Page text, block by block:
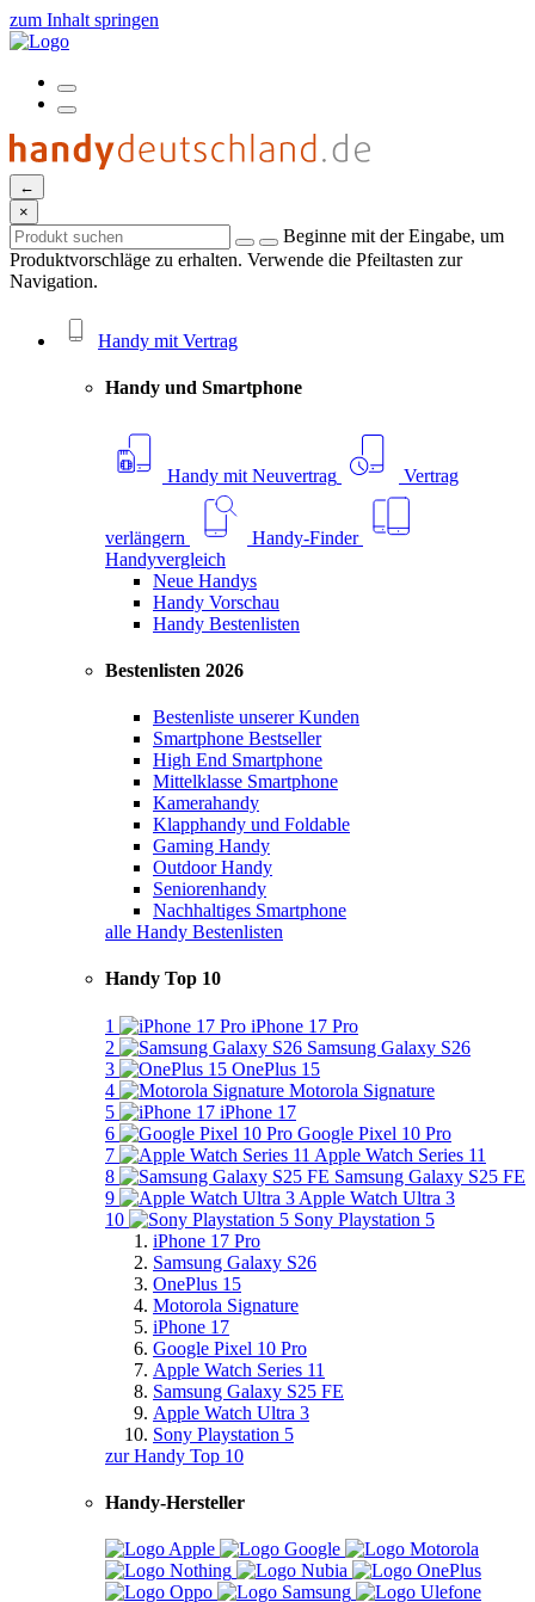
zum Inhalt springen
←
×
Beginne mit der Eingabe, um
Produktvorschläge zu erhalten. Verwende die Pfeiltasten zur
Navigation.
Handy mit Vertrag
Handy und Smartphone
Handy mit Neuvertrag Vertrag
verlängern
Handy-Finder
Handyvergleich
Neue Handys
Handy Vorschau
Handy Bestenlisten
Bestenlisten 2026
Bestenliste unserer Kunden
Smartphone Bestseller
High End Smartphone
Mittelklasse Smartphone
Kamerahandy
Klapphandy und Foldable
Gaming Handy
Outdoor Handy
Seniorenhandy
Nachhaltiges Smartphone
alle Handy Bestenlisten
Handy Top 10
1
iPhone 17 Pro
2
Samsung Galaxy S26
3
OnePlus 15
4
Motorola Signature
5
iPhone 17
6
Google Pixel 10 Pro
7
Apple Watch Series 11
8
Samsung Galaxy S25 FE
9
Apple Watch Ultra 3
10
Sony Playstation 5
iPhone 17 Pro
Samsung Galaxy S26
OnePlus 15
Motorola Signature
iPhone 17
Google Pixel 10 Pro
Apple Watch Series 11
Samsung Galaxy S25 FE
Apple Watch Ultra 3
Sony Playstation 5
zur Handy Top 10
Handy-Hersteller